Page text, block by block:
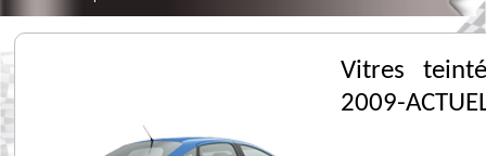
Vitres
2009-